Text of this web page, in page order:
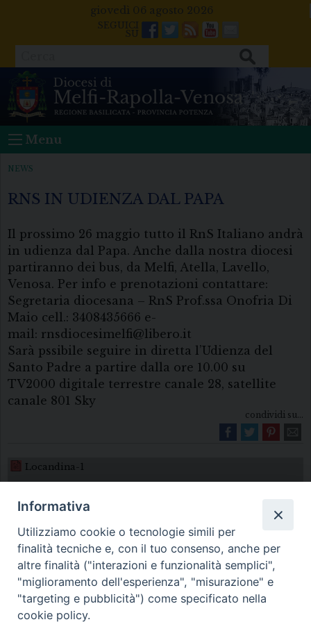
giovedì 06 agosto 2026
Facebook
Twitter
FeedsYoutube
Mail
Menu
NEWS
RNS IN UDIENZA DAL PAPA
Il prossimo 26 maggio tutto il RnS Italiano andrà
in udienza dal Papa. Anche dalla nostra diocesi
partiranno dei bus, da Melfi, Atella, Lavello,
Venosa. Per info e prenotazioni contattare:
Segretaria diocesana – RnS Prof.ssa Onofria Di
Maio cell.: 3408435666 e-
mail: rnsdiocesimelfi@libero.it
Sarà pssibile seguire in diretta l’Udienza del
Santo Padre a partire dalla ore 10.00 su
TV2000 digitale terrestre canale 28, satellite
canale 801 Sky
condividi su...
Locandina-1
Diocesi di Melfi Rapolla Venosa
Informativa
Utilizziamo cookie o tecnologie simili per
finalità tecniche e, con il tuo consenso, anche per
altre finalità ("interazioni e funzionalità semplici",
"miglioramento dell'esperienza", "misurazione" e
"targeting e pubblicità") come specificato nella
cookie policy.